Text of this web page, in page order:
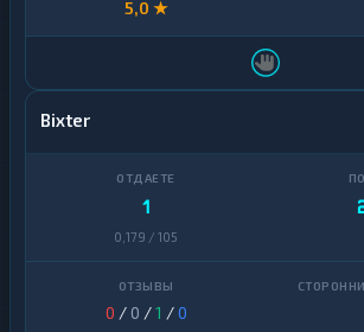
5,0 ★
Bixter
1
0,179 / 105
0 / 0 /1 /0